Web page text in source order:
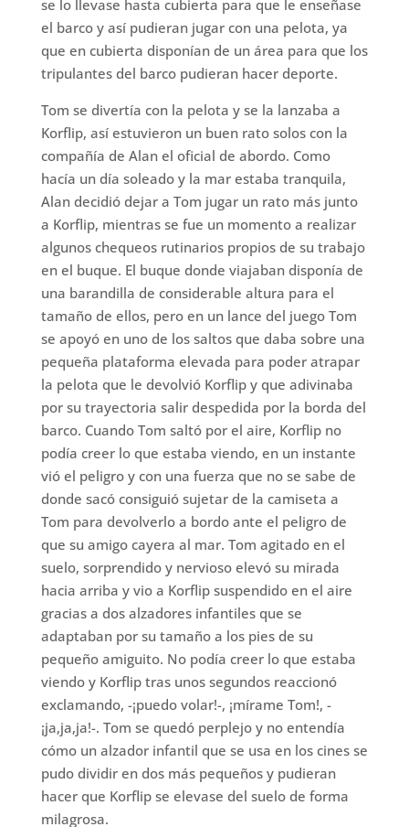
se lo llevase hasta cubierta para que le enseñase
el barco y así pudieran jugar con una pelota, ya
que en cubierta disponían de un área para que los
tripulantes del barco pudieran hacer deporte.
Tom se divertía con la pelota y se la lanzaba a
Korflip, así estuvieron un buen rato solos con la
compañía de Alan el oficial de abordo. Como
hacía un día soleado y la mar estaba tranquila,
Alan decidió dejar a Tom jugar un rato más junto
a Korflip, mientras se fue un momento a realizar
algunos chequeos rutinarios propios de su trabajo
en el buque. El buque donde viajaban disponía de
una barandilla de considerable altura para el
tamaño de ellos, pero en un lance del juego Tom
se apoyó en uno de los saltos que daba sobre una
pequeña plataforma elevada para poder atrapar
la pelota que le devolvió Korflip y que adivinaba
por su trayectoria salir despedida por la borda del
barco. Cuando Tom saltó por el aire, Korflip no
podía creer lo que estaba viendo, en un instante
vió el peligro y con una fuerza que no se sabe de
donde sacó consiguió sujetar de la camiseta a
Tom para devolverlo a bordo ante el peligro de
que su amigo cayera al mar. Tom agitado en el
suelo, sorprendido y nervioso elevó su mirada
hacia arriba y vio a Korflip suspendido en el aire
gracias a dos alzadores infantiles que se
adaptaban por su tamaño a los pies de su
pequeño amiguito. No podía creer lo que estaba
viendo y Korflip tras unos segundos reaccionó
exclamando, -¡puedo volar!-, ¡mírame Tom!, -
¡ja,ja,ja!-. Tom se quedó perplejo y no entendía
cómo un alzador infantil que se usa en los cines se
pudo dividir en dos más pequeños y pudieran
hacer que Korflip se elevase del suelo de forma
milagrosa.